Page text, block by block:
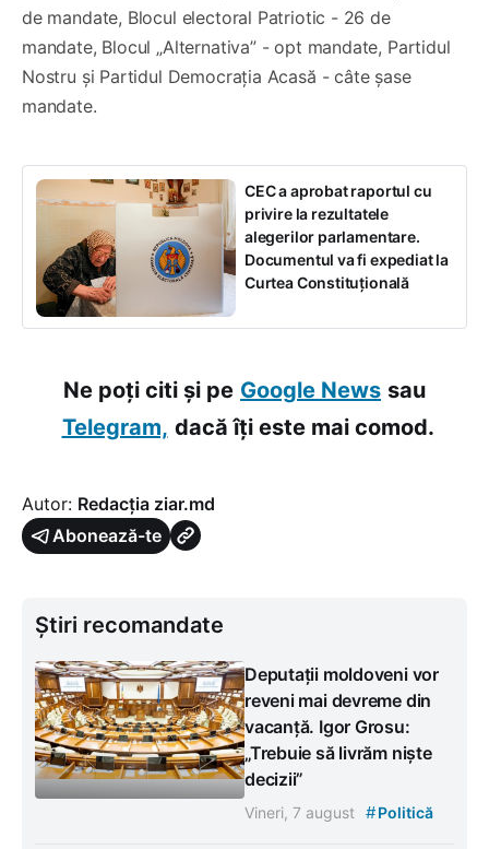
de mandate, Blocul electoral Patriotic - 26 de
mandate, Blocul „Alternativa” - opt mandate, Partidul
Nostru și Partidul Democrația Acasă - câte șase
mandate.
CEC a aprobat raportul cu
privire la rezultatele
alegerilor parlamentare.
Documentul va fi expediat la
Curtea Constituțională
Ne poți citi și pe Google News sau
Telegram, dacă îți este mai comod.
Autor: Redacția ziar.md
Abonează-te
Știri recomandate
Deputații moldoveni vor
reveni mai devreme din
vacanță. Igor Grosu:
„Trebuie să livrăm niște
decizii”
Vineri, 7 august #Politică